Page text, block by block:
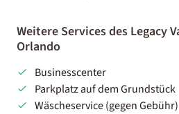
Weitere Services des Legacy
Orlando
Businesscenter
Parkplatz auf dem Grundstück
Wäscheservice (gegen Gebühr)